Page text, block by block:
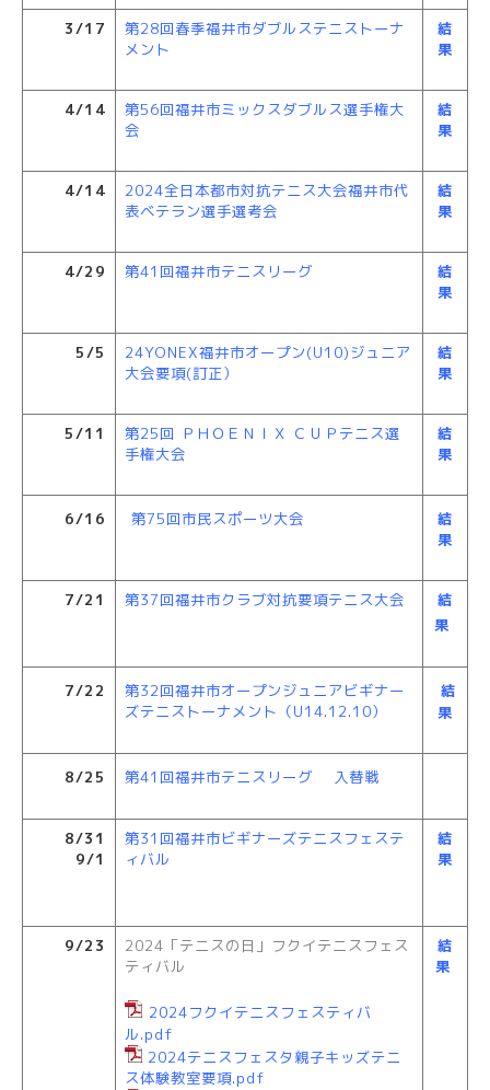
3/17
第28回春季福井市ダブルステニストーナ
メント
結
果
4/14
第56回福井市ミックスダブルス選手権大
会
結
果
4/14
2024全日本都市対抗テニス大会福井市代
表ベテラン選手選考会
結
果
4/29 第41回福井市テニスリーグ
結
果
5/5
24YONEX福井市オープン(U10)ジュニア
大会要項(訂正）
結
果
5/11
第25回 ＰＨＯＥＮＩＸ ＣＵＰテニス選
手権大会
結
果
6/16 第75回市民スポーツ大会
結
果
7/21 第37回福井市クラブ対抗要項テニス大会
結
果
7/22
第32回福井市オープンジュニアビギナー
ズテニストーナメント（U14.12.10）
結
果
8/25 第41回福井市テニスリーグ 入替戦
8/31
9/1
第31回福井市ビギナーズテニスフェステ
ィバル
結
果
9/23
2024「テニスの日」フクイテニスフェス
ティバル
2024フクイテニスフェスティバ
ル.pdf
2024テニスフェスタ親子キッズテニ
ス体験教室要項.pdf
結
果